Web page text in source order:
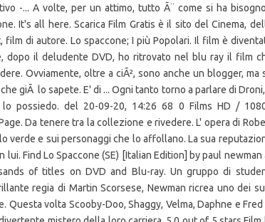
-... A volte, per un attimo, tutto Ã¨ come si ha
It's all here. Scarica Film Gratis è il sito del Cinema,
di autore. Lo spaccone; I più Popolari. Il film è
dopo il deludente DVD, ho ritrovato nel blu ray il film
Ovviamente, oltre a ciÃ², sono anche un blogger, ma
giÃ lo sapete. E' di ... Ogni tanto torno a parlare di
possiedo. del 20-09-20, 14:26 68 0 Films HD /
Da tenere tra la collezione e rivedere. L' opera di
verde e sui personaggi che lo affollano. La sua
Find Lo Spaccone (SE) [Italian Edition] by paul newman
of titles on DVD and Blu-ray. Un gruppo di
regia di Martin Scorsese, Newman ricrea uno dei
Questa volta Scooby-Doo, Shaggy, Velma, Daphne e Fred